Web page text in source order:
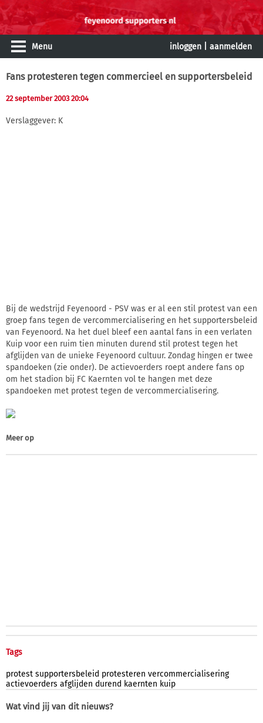
Menu inloggen aanmelden
Fans protesteren tegen commercieel en supportersbeleid
22 september 2003 20:04
Verslaggever: K
Bij de wedstrijd Feyenoord - PSV was er al een stil protest van een
groep fans tegen de vercommercialisering en het supportersbeleid
van Feyenoord. Na het duel bleef een aantal fans in een verlaten
Kuip voor een ruim tien minuten durend stil protest tegen het
afglijden van de unieke Feyenoord cultuur. Zondag hingen er twee
spandoeken (zie onder). De actievoerders roept andere fans op
om het stadion bij FC Kaernten vol te hangen met deze
spandoeken met protest tegen de vercommercialisering.
Meer op
Tags
protest supportersbeleid protesteren vercommercialisering
actievoerders afglijden durend kaernten kuip
Wat vind jij van dit nieuws?